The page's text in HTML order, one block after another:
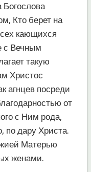
Богослова
Кто берет на
кающихся
с Вечным
такую
Христос
агнцев посреди
от
с Ним рода,
по дару Христа.
Матерью
женами.